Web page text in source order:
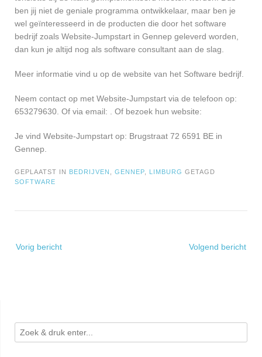
ben jij niet de geniale programma ontwikkelaar, maar ben je
wel geïnteresseerd in de producten die door het software
bedrijf zoals Website-Jumpstart in Gennep geleverd worden,
dan kun je altijd nog als software consultant aan de slag.
Meer informatie vind u op de website van het Software bedrijf.
Neem contact op met Website-Jumpstart via de telefoon op:
653279630. Of via email:
. Of bezoek hun website:
Je vind Website-Jumpstart op: Brugstraat 72 6591 BE in
Gennep.
GEPLAATST IN BEDRIJVEN GENNEP LIMBURG GETAGD
SOFTWARE
navigatie
Vorig bericht Volgend bericht